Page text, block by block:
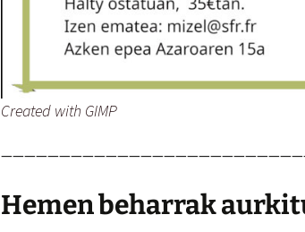
Created with GIMP
Hemen beharrak